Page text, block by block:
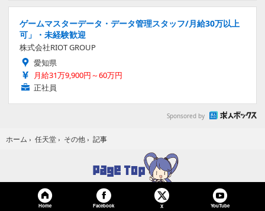
ゲームマスターデータ・データ管理スタッフ/月給30万以上
可」・未経験歓迎
株式会社RIOT GROUP
愛知県
月給31万9,900円～60万円
正社員
Sponsored by
ホーム › 任天堂 › その他 › 記事
Home Facebook X YouTube